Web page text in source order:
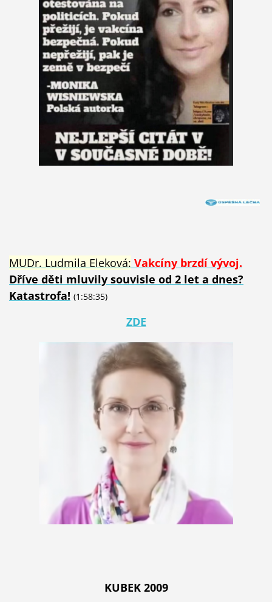
MUDr. Ludmila Eleková: Vakcíny brzdí vývoj.
Dříve děti mluvily souvisle od 2 let a dnes?
Katastrofa! (1:58:35)
ZDE
KUBEK 2009